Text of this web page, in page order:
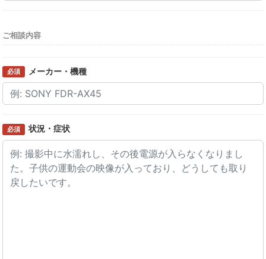
ご相談内容
必須 メーカー・機種
必須 状況・症状